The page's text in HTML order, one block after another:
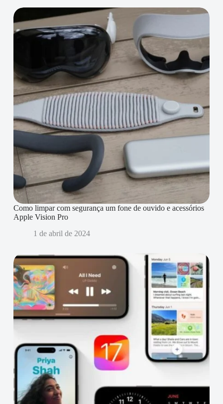
Como limpar com segurança um fone de ouvido e acessórios
Apple Vision Pro
1 de abril de 2024